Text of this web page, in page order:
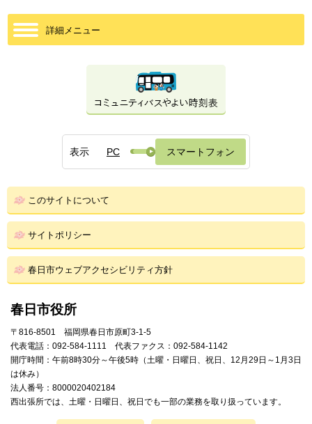
詳細メニュー
表示 PC スマートフォン
このサイトについて
サイトポリシー
春日市ウェブアクセシビリティ方針
春日市役所
〒816-8501 福岡県春日市原町3-1-5
代表電話：092-584-1111 代表ファクス：092-584-1142
開庁時間：午前8時30分～午後5時（土曜・日曜日、祝日、12月29日～1月3日
は休み）
法人番号：8000020402184
西出張所では、土曜・日曜日、祝日でも一部の業務を取り扱っています。